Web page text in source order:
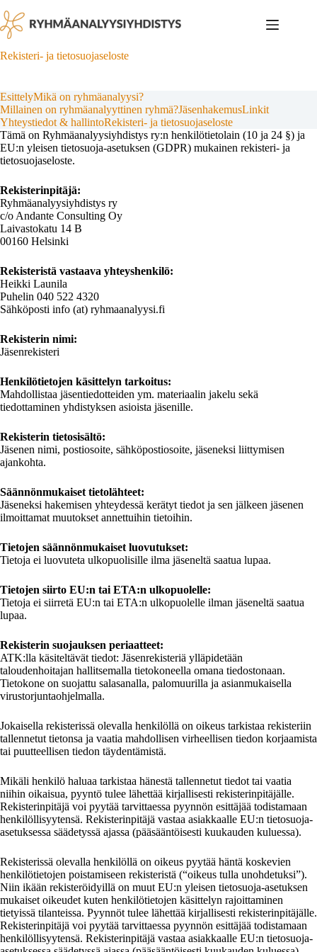
to
content
Rekisteri- ja tietosuojaseloste
EsittelyMikä on ryhmäanalyysi?
Millainen on ryhmäanalyyttinen ryhmä?JäsenhakemusLinkit
Yhteystiedot & hallintoRekisteri- ja tietosuojaseloste
Tämä on Ryhmäanalyysiyhdistys ry:n henkilötietolain (10 ja 24 §) ja
EU:n yleisen tietosuoja-asetuksen (GDPR) mukainen rekisteri- ja
tietosuojaseloste.
Rekisterinpitäjä:
Ryhmäanalyysiyhdistys ry
c/o Andante Consulting Oy
Laivastokatu 14 B
00160 Helsinki
Rekisteristä vastaava yhteyshenkilö:
Heikki Launila
Puhelin 040 522 4320
Sähköposti info (at) ryhmaanalyysi.fi
Rekisterin nimi:
Jäsenrekisteri
Henkilötietojen käsittelyn tarkoitus:
Mahdollistaa jäsentiedotteiden ym. materiaalin jakelu sekä
tiedottaminen yhdistyksen asioista jäsenille.
Rekisterin tietosisältö:
Jäsenen nimi, postiosoite, sähköpostiosoite, jäseneksi liittymisen
ajankohta.
Säännönmukaiset tietolähteet:
Jäseneksi hakemisen yhteydessä kerätyt tiedot ja sen jälkeen jäsenen
ilmoittamat muutokset annettuihin tietoihin.
Tietojen säännönmukaiset luovutukset:
Tietoja ei luovuteta ulkopuolisille ilma jäseneltä saatua lupaa.
Tietojen siirto EU:n tai ETA:n ulkopuolelle:
Tietoja ei siirretä EU:n tai ETA:n ulkopuolelle ilman jäseneltä saatua
lupaa.
Rekisterin suojauksen periaatteet:
ATK:lla käsiteltävät tiedot: Jäsenrekisteriä ylläpidetään
taloudenhoitajan hallitsemalla tietokoneella omana tiedostonaan.
Tietokone on suojattu salasanalla, palomuurilla ja asianmukaisella
virustorjuntaohjelmalla.
Jokaisella rekisterissä olevalla henkilöllä on oikeus tarkistaa rekisteriin
tallennetut tietonsa ja vaatia mahdollisen virheellisen tiedon korjaamista
tai puutteellisen tiedon täydentämistä.
Mikäli henkilö haluaa tarkistaa hänestä tallennetut tiedot tai vaatia
niihin oikaisua, pyyntö tulee lähettää kirjallisesti rekisterinpitäjälle.
Rekisterinpitäjä voi pyytää tarvittaessa pyynnön esittäjää todistamaan
henkilöllisyytensä. Rekisterinpitäjä vastaa asiakkaalle EU:n tietosuoja-
asetuksessa säädetyssä ajassa (pääsääntöisesti kuukauden kuluessa).
Rekisterissä olevalla henkilöllä on oikeus pyytää häntä koskevien
henkilötietojen poistamiseen rekisteristä (“oikeus tulla unohdetuksi”).
Niin ikään rekisteröidyillä on muut EU:n yleisen tietosuoja-asetuksen
mukaiset oikeudet kuten henkilötietojen käsittelyn rajoittaminen
tietyissä tilanteissa. Pyynnöt tulee lähettää kirjallisesti rekisterinpitäjälle.
Rekisterinpitäjä voi pyytää tarvittaessa pyynnön esittäjää todistamaan
henkilöllisyytensä. Rekisterinpitäjä vastaa asiakkaalle EU:n tietosuoja-